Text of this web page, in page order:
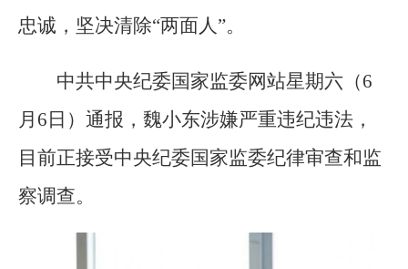
忠诚，坚决清除“两面人”。
中共中央纪委国家监委网站星期六（6
月6日）通报，魏小东涉嫌严重违纪违法，
目前正接受中央纪委国家监委纪律审查和监
察调查。